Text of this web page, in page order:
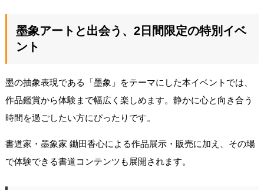
墨象アートと出会う、2日間限定の特別イベ
ント
墨の抽象表現である「墨象」をテーマにした本イベントでは、
作品鑑賞から体験まで幅広く楽しめます。静かに心と向き合う
時間を過ごしたい方にぴったりです。
書道家・墨象家 鋤田香心による作品展示・販売に加え、その場
で体験できる書道コンテンツも展開されます。